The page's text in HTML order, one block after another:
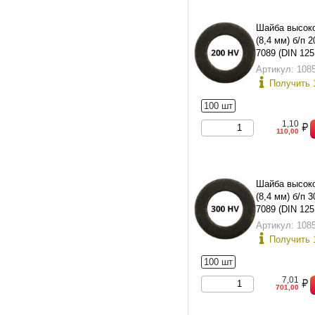
Шайба
(8,4 мм) б/п
7089 (DIN
11371-78
Артикул:
Получить
100 шт
1,10
110,00
Шайба
(8,4 мм) б/п
7089 (DIN
11371-78
Артикул:
Получить
100 шт
7,01
701,00